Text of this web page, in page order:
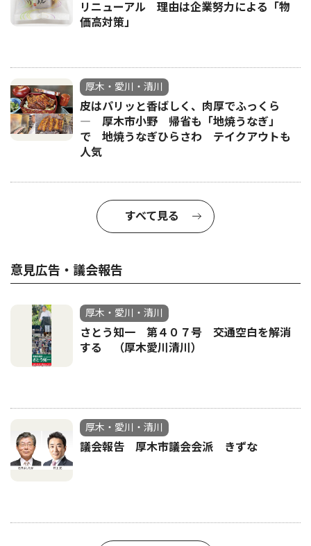
リニューアル 理由は企業努力による「物
価高対策」
厚木・愛川・清川
皮はパリッと香ばしく、肉厚でふっくら
― 厚木市小野 帰省も「地焼うなぎ」
で 地焼うなぎひらさわ テイクアウトも
人気
すべて見る
意見広告・議会報告
厚木・愛川・清川
さとう知一 第４０７号 交通空白を解消
する （厚木愛川清川）
厚木・愛川・清川
議会報告 厚木市議会会派 きずな